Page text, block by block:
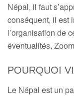
Népal, il faut
conséquent, il est
l’organisation de
éventualités.
POURQUOI
Le Népal est un